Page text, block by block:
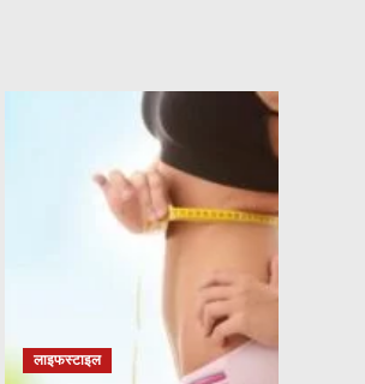
लाइफस्टाइल